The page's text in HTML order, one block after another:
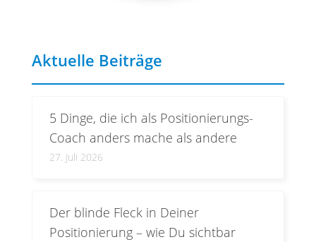
Aktuelle Beiträge
5 Dinge, die ich als Positionierungs-
Coach anders mache als andere
27. Juli 2026
Der blinde Fleck in Deiner
Positionierung – wie Du sichtbar